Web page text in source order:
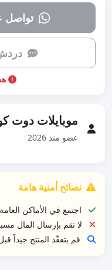
تواصل
موبايلات دوت
عضو منذ 2026
نصائح أمنية هامة
اجتمع في الأماكن
لا تقم بإرسال المال
قم بتفقّد المنتج جيداً